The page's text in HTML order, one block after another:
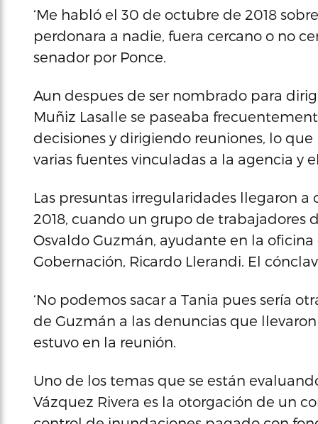
‘Me habló el 30 de octubre de 2018
perdonara a nadie, fuera cercano o no
senador por Ponce.
Aun despues de ser nombrado para
Muñiz Lasalle se paseaba
decisiones y dirigiendo reuniones, lo
varias fuentes vinculadas a la agencia y
Las presuntas irregularidades llegaron
2018, cuando un grupo de trabajadores
Osvaldo Guzmán, ayudante en la
Gobernación, Ricardo Llerandi. El
‘No podemos sacar a Tania pues sería
de Guzmán a las denuncias que
estuvo en la reunión.
Uno de los temas que se están
Vázquez Rivera es la otorgación de un